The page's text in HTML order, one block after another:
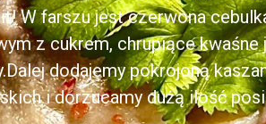
W farszu jest czerwona
z cukrem, chrupiące kwaśne
dodajemy pokrojoną
i dorzucamy dużą ilość